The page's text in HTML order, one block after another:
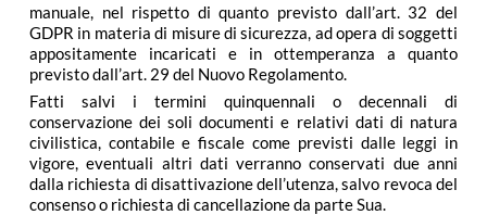
manuale, nel rispetto di quanto previsto dall’art. 32 del
GDPR in materia di misure di sicurezza, ad opera di soggetti
appositamente incaricati e in ottemperanza a quanto
previsto dall’art. 29 del Nuovo Regolamento.
Fatti salvi i termini quinquennali o decennali di
conservazione dei soli documenti e relativi dati di natura
civilistica, contabile e fiscale come previsti dalle leggi in
vigore, eventuali altri dati verranno conservati due anni
dalla richiesta di disattivazione dell’utenza, salvo revoca del
consenso o richiesta di cancellazione da parte Sua.